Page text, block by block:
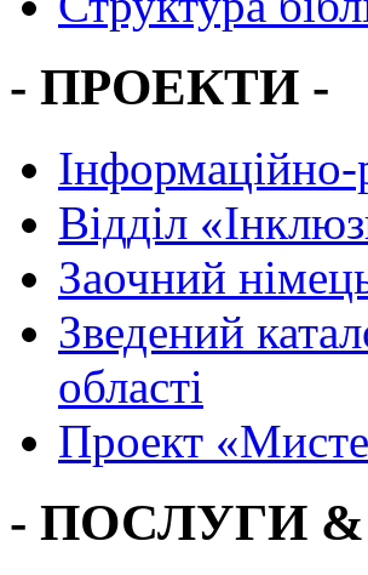
- ПРОЕКТИ -
Вiддiл
Заочний
Зведений
області
Проект
- ПОСЛУГИ